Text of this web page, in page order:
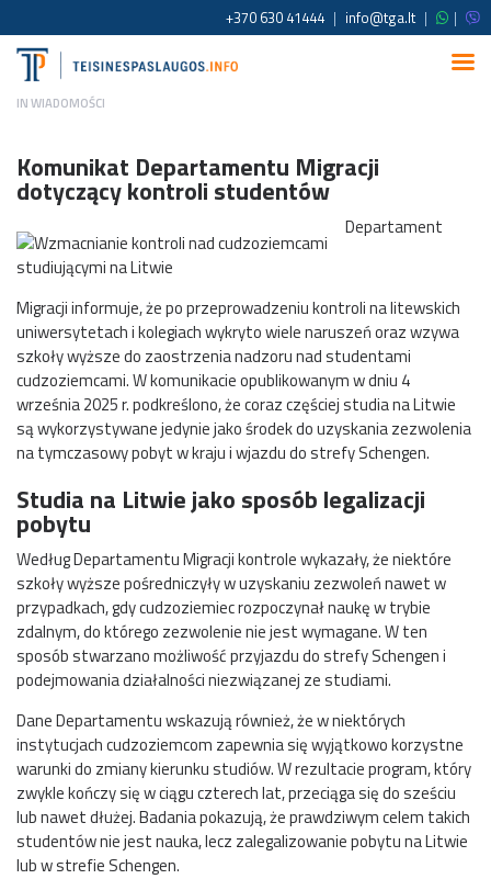
+370 630 41444 | info@tga.lt | |
INWIADOMOŚCI
Komunikat Departamentu Migracji
dotyczący kontroli studentów
Departament
Migracji informuje, że po przeprowadzeniu kontroli na litewskich
uniwersytetach i kolegiach wykryto wiele naruszeń oraz wzywa
szkoły wyższe do zaostrzenia nadzoru nad studentami
cudzoziemcami. W komunikacie opublikowanym w dniu 4
września 2025 r. podkreślono, że coraz częściej studia na Litwie
są wykorzystywane jedynie jako środek do uzyskania zezwolenia
na tymczasowy pobyt w kraju i wjazdu do strefy Schengen.
Studia na Litwie jako sposób legalizacji
pobytu
Według Departamentu Migracji kontrole wykazały, że niektóre
szkoły wyższe pośredniczyły w uzyskaniu zezwoleń nawet w
przypadkach, gdy cudzoziemiec rozpoczynał naukę w trybie
zdalnym, do którego zezwolenie nie jest wymagane. W ten
sposób stwarzano możliwość przyjazdu do strefy Schengen i
podejmowania działalności niezwiązanej ze studiami.
Dane Departamentu wskazują również, że w niektórych
instytucjach cudzoziemcom zapewnia się wyjątkowo korzystne
warunki do zmiany kierunku studiów. W rezultacie program, który
zwykle kończy się w ciągu czterech lat, przeciąga się do sześciu
lub nawet dłużej. Badania pokazują, że prawdziwym celem takich
studentów nie jest nauka, lecz zalegalizowanie pobytu na Litwie
lub w strefie Schengen.